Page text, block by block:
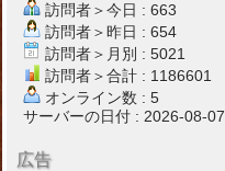
訪問者＞今日 : 663
訪問者＞昨日 : 654
訪問者＞月別 : 5021
訪問者＞合計 : 1186601
オンライン数 : 5
サーバーの日付 : 2026-08-07
広告